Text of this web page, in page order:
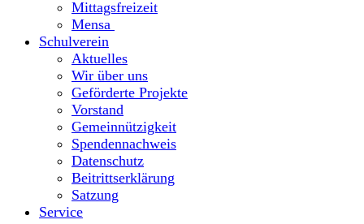
Mittagsfreizeit
Mensa
Schulverein
Aktuelles
Wir über uns
Geförderte Projekte
Vorstand
Gemeinnützigkeit
Spendennachweis
Datenschutz
Beitrittserklärung
Satzung
Service